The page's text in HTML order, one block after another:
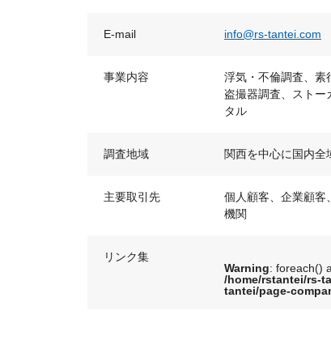
E-mail info@rs-tantei.com
事業内容
浮気・不倫調査、素
盗撮器調査、ストー
タル
調査地域 関西を中心に国内全
主要取引先
個人顧客、企業顧客
機関
リンク集
Warning: foreach()
/home/rstantei/rs-
tantei/page-